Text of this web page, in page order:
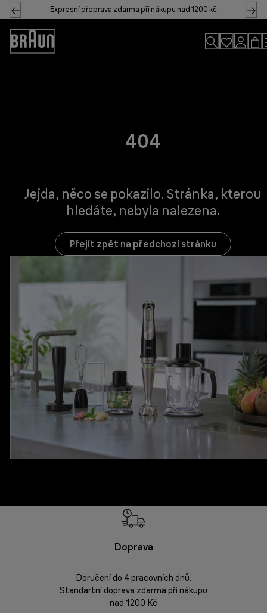
Skip
to
Content
Expresní přeprava zdarma při nákupu nad 1200 kč
Accessibility
404
Jejda, něco se pokazilo. Stránka, kterou
hledáte, nebyla nalezena.
Přejít zpět na předchozí stránku
Doprava
Doručení do 4 pracovních dnů.
Standartní doprava zdarma při nákupu
nad 1200 Kč